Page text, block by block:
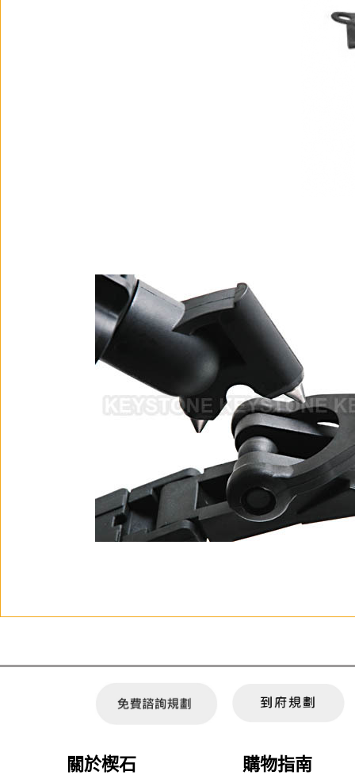
關於楔石 購物指南